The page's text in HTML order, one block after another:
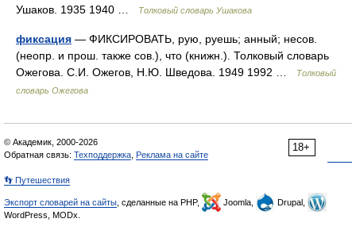
Ушаков. 1935 1940 …
Толковый словарь Ушакова
фиксация — ФИКСИРОВАТЬ, рую, руешь; анный; несов.
(неопр. и прош. также сов.), что (книжн.). Толковый словарь
Ожегова. С.И. Ожегов, Н.Ю. Шведова. 1949 1992 …
Толковый
словарь Ожегова
18+
© Академик, 2000-2026
Обратная связь: Техподдержка Реклама на сайте
👣 Путешествия
Экспорт словарей на сайты , сделанные на PHP, Joomla,
Drupal,
WordPress, MODx.